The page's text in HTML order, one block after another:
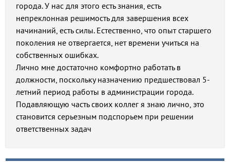
города. У нас для этого есть знания, есть
непреклонная решимость для завершения всех
начинаний, есть силы. Естественно, что опыт старшего
поколения не отвергается, нет времени учиться на
собственных ошибках.
Лично мне достаточно комфортно работать в
должности, поскольку назначению предшествовал 5-
летний период работы в администрации города.
Подавляющую часть своих коллег я знаю лично, это
становится серьезным подспорьем при решении
ответственных задач